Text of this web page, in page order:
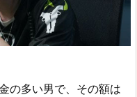
の多い男で、その額は